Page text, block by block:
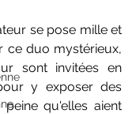
se pose mille et
ce duo mystérieux,
sont invitées en
y exposer des
peine qu'elles aient